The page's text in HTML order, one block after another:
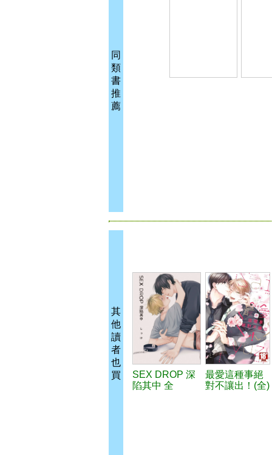
同
類
書
推
薦
其
他
讀
者
也
買
SEX DROP 深
陷其中 全
最愛這種事絕
對不讓出！(全)